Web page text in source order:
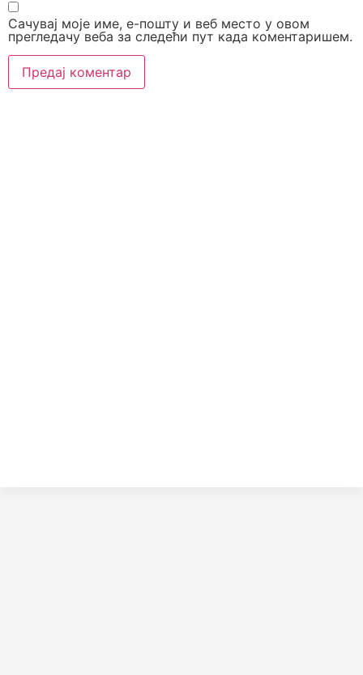
Сачувај моје име, е-пошту и веб место у овом
прегледачу веба за следећи пут када коментаришем.